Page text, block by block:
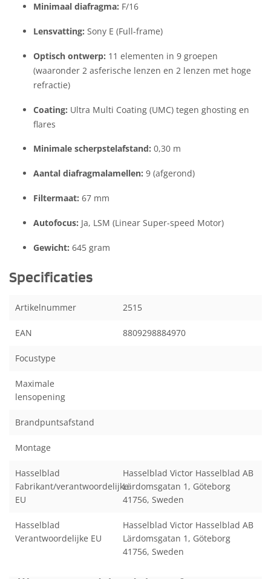
Minimaal diafragma: F/16
Lensvatting: Sony E (Full-frame)
Optisch ontwerp: 11 elementen in 9 groepen
(waaronder 2 asferische lenzen en 2 lenzen met hoge
refractie)
Coating: Ultra Multi Coating (UMC) tegen ghosting en
flares
Minimale scherpstelafstand: 0,30 m
Aantal diafragmalamellen: 9 (afgerond)
Filtermaat: 67 mm
Autofocus: Ja, LSM (Linear Super-speed Motor)
Gewicht: 645 gram
Specificaties
Artikelnummer 2515
EAN 8809298884970
Focustype
Maximale
lensopening
Brandpuntsafstand
Montage
Hasselblad
Fabrikant/verantwoordelijke
EU
Hasselblad Victor Hasselblad AB
Lärdomsgatan 1, Göteborg
41756, Sweden
Hasselblad
Verantwoordelijke EU
Hasselblad Victor Hasselblad AB
Lärdomsgatan 1, Göteborg
41756, Sweden